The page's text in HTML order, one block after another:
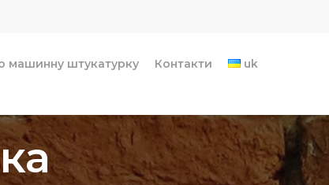
машинну штукатурку Контакти uk